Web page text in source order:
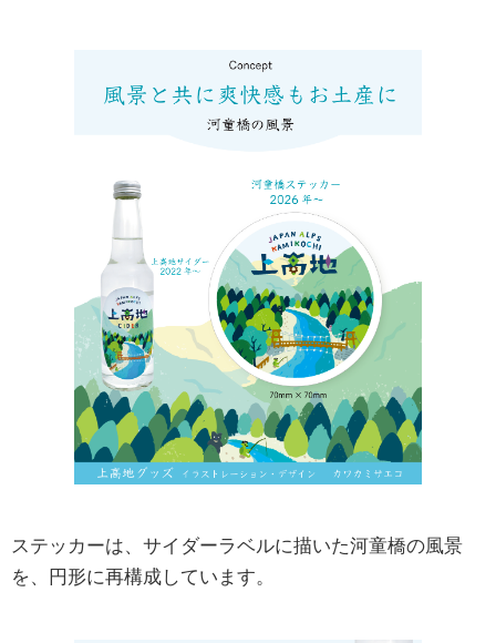
ステッカーは、サイダーラベルに描いた河童橋の風景
を、円形に再構成しています。